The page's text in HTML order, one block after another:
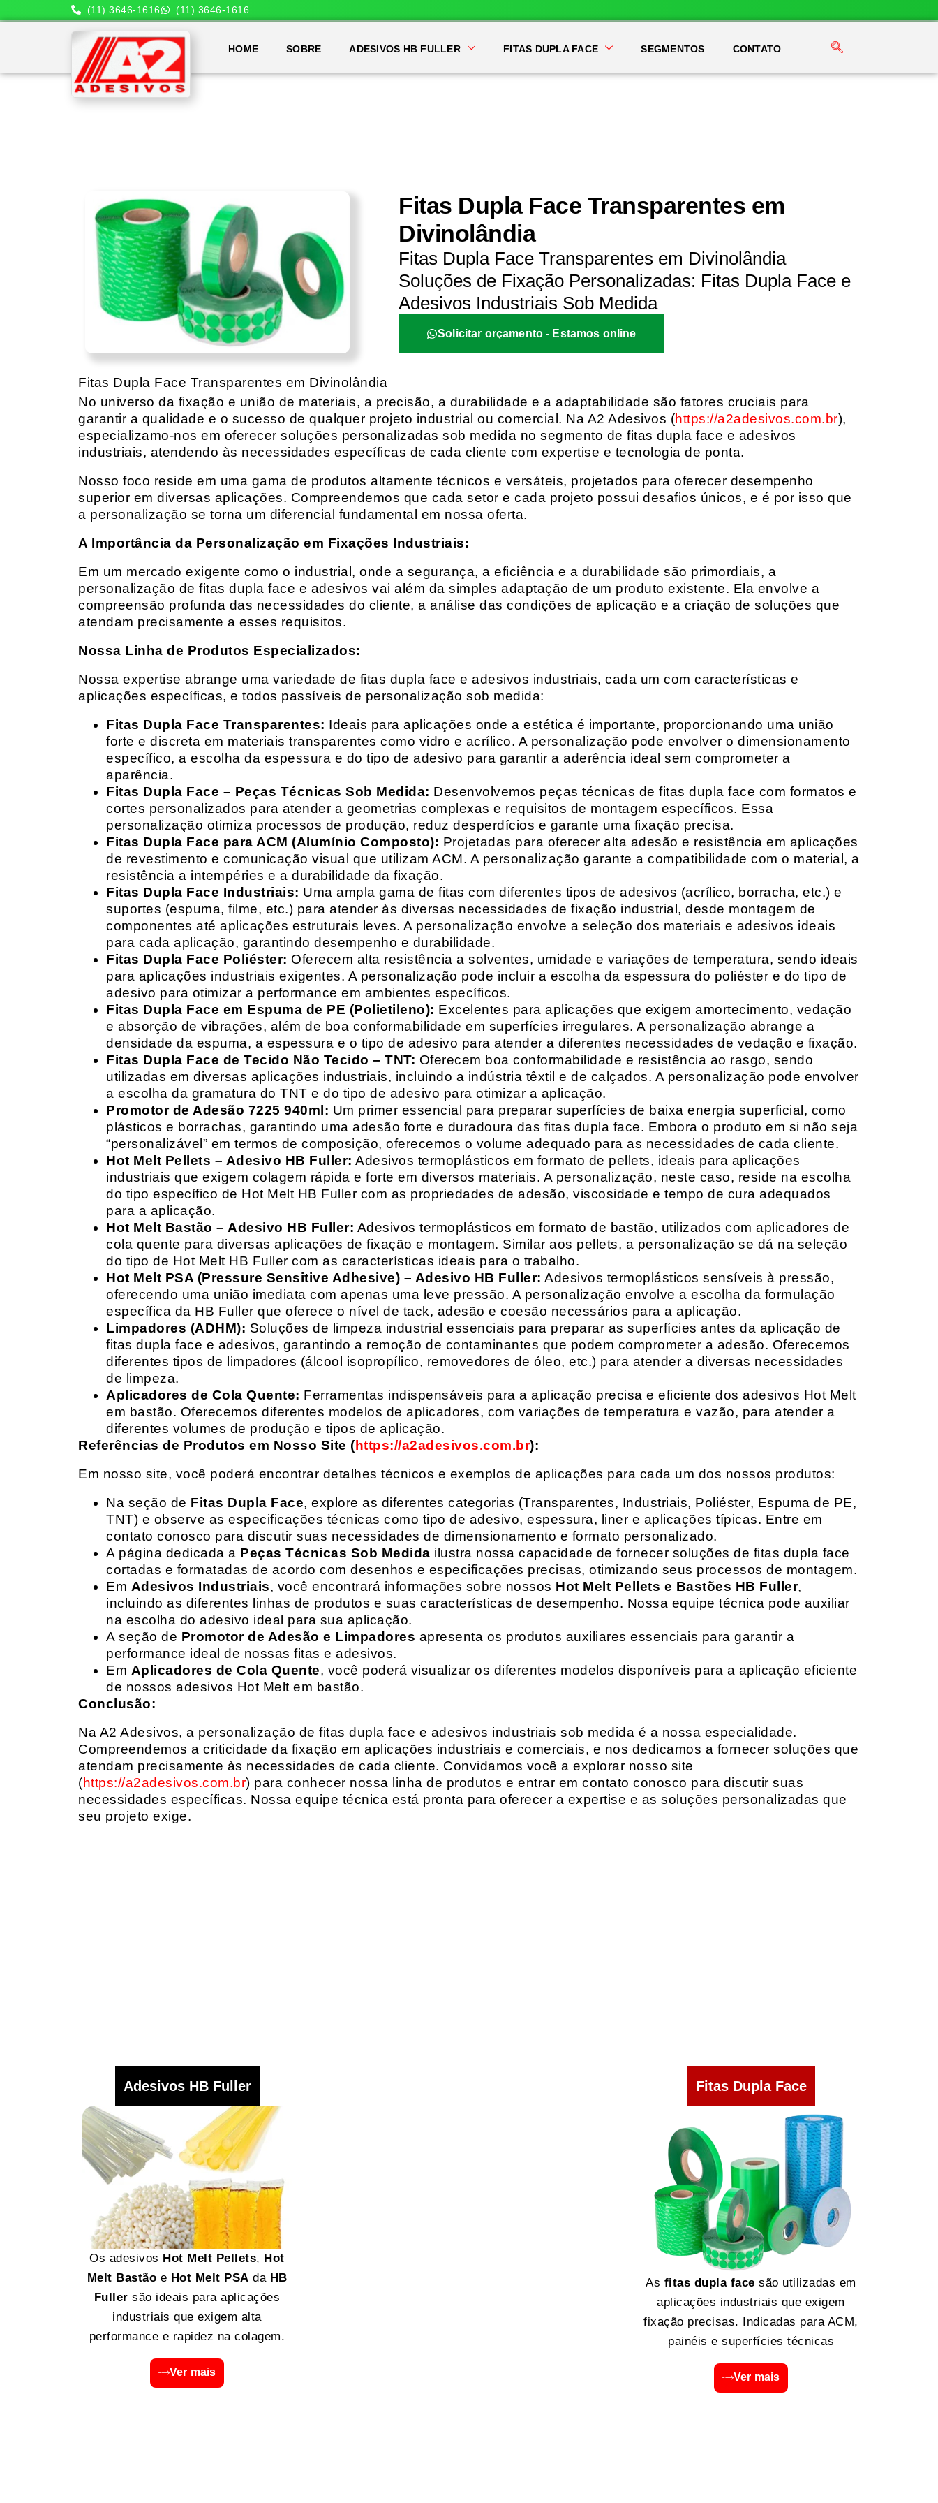
(11) 3646-1616 (11) 3646-1616
HOME SOBRE ADESIVOS HB FULLER FITAS DUPLA FACE SEGMENTOS CONTATO
Fitas Dupla Face Transparentes em
Divinolândia
Fitas Dupla Face Transparentes em Divinolândia
Soluções de Fixação Personalizadas: Fitas Dupla Face e
Adesivos Industriais Sob Medida
Solicitar orçamento - Estamos online
Fitas Dupla Face Transparentes em Divinolândia
No universo da fixação e união de materiais, a precisão, a durabilidade e a adaptabilidade são fatores cruciais para
garantir a qualidade e o sucesso de qualquer projeto industrial ou comercial. Na A2 Adesivos (https://a2adesivos.com.br),
especializamo-nos em oferecer soluções personalizadas sob medida no segmento de fitas dupla face e adesivos
industriais, atendendo às necessidades específicas de cada cliente com expertise e tecnologia de ponta.
Nosso foco reside em uma gama de produtos altamente técnicos e versáteis, projetados para oferecer desempenho
superior em diversas aplicações. Compreendemos que cada setor e cada projeto possui desafios únicos, e é por isso que
a personalização se torna um diferencial fundamental em nossa oferta.
A Importância da Personalização em Fixações Industriais:
Em um mercado exigente como o industrial, onde a segurança, a eficiência e a durabilidade são primordiais, a
personalização de fitas dupla face e adesivos vai além da simples adaptação de um produto existente. Ela envolve a
compreensão profunda das necessidades do cliente, a análise das condições de aplicação e a criação de soluções que
atendam precisamente a esses requisitos.
Nossa Linha de Produtos Especializados:
Nossa expertise abrange uma variedade de fitas dupla face e adesivos industriais, cada um com características e
aplicações específicas, e todos passíveis de personalização sob medida:
Fitas Dupla Face Transparentes: Ideais para aplicações onde a estética é importante, proporcionando uma união
forte e discreta em materiais transparentes como vidro e acrílico. A personalização pode envolver o dimensionamento
específico, a escolha da espessura e do tipo de adesivo para garantir a aderência ideal sem comprometer a
aparência.
Fitas Dupla Face – Peças Técnicas Sob Medida: Desenvolvemos peças técnicas de fitas dupla face com formatos e
cortes personalizados para atender a geometrias complexas e requisitos de montagem específicos. Essa
personalização otimiza processos de produção, reduz desperdícios e garante uma fixação precisa.
Fitas Dupla Face para ACM (Alumínio Composto): Projetadas para oferecer alta adesão e resistência em aplicações
de revestimento e comunicação visual que utilizam ACM. A personalização garante a compatibilidade com o material, a
resistência a intempéries e a durabilidade da fixação.
Fitas Dupla Face Industriais: Uma ampla gama de fitas com diferentes tipos de adesivos (acrílico, borracha, etc.) e
suportes (espuma, filme, etc.) para atender às diversas necessidades de fixação industrial, desde montagem de
componentes até aplicações estruturais leves. A personalização envolve a seleção dos materiais e adesivos ideais
para cada aplicação, garantindo desempenho e durabilidade.
Fitas Dupla Face Poliéster: Oferecem alta resistência a solventes, umidade e variações de temperatura, sendo ideais
para aplicações industriais exigentes. A personalização pode incluir a escolha da espessura do poliéster e do tipo de
adesivo para otimizar a performance em ambientes específicos.
Fitas Dupla Face em Espuma de PE (Polietileno): Excelentes para aplicações que exigem amortecimento, vedação
e absorção de vibrações, além de boa conformabilidade em superfícies irregulares. A personalização abrange a
densidade da espuma, a espessura e o tipo de adesivo para atender a diferentes necessidades de vedação e fixação.
Fitas Dupla Face de Tecido Não Tecido – TNT: Oferecem boa conformabilidade e resistência ao rasgo, sendo
utilizadas em diversas aplicações industriais, incluindo a indústria têxtil e de calçados. A personalização pode envolver
a escolha da gramatura do TNT e do tipo de adesivo para otimizar a aplicação.
Promotor de Adesão 7225 940ml: Um primer essencial para preparar superfícies de baixa energia superficial, como
plásticos e borrachas, garantindo uma adesão forte e duradoura das fitas dupla face. Embora o produto em si não seja
“personalizável” em termos de composição, oferecemos o volume adequado para as necessidades de cada cliente.
Hot Melt Pellets – Adesivo HB Fuller: Adesivos termoplásticos em formato de pellets, ideais para aplicações
industriais que exigem colagem rápida e forte em diversos materiais. A personalização, neste caso, reside na escolha
do tipo específico de Hot Melt HB Fuller com as propriedades de adesão, viscosidade e tempo de cura adequados
para a aplicação.
Hot Melt Bastão – Adesivo HB Fuller: Adesivos termoplásticos em formato de bastão, utilizados com aplicadores de
cola quente para diversas aplicações de fixação e montagem. Similar aos pellets, a personalização se dá na seleção
do tipo de Hot Melt HB Fuller com as características ideais para o trabalho.
Hot Melt PSA (Pressure Sensitive Adhesive) – Adesivo HB Fuller: Adesivos termoplásticos sensíveis à pressão,
oferecendo uma união imediata com apenas uma leve pressão. A personalização envolve a escolha da formulação
específica da HB Fuller que oferece o nível de tack, adesão e coesão necessários para a aplicação.
Limpadores (ADHM): Soluções de limpeza industrial essenciais para preparar as superfícies antes da aplicação de
fitas dupla face e adesivos, garantindo a remoção de contaminantes que podem comprometer a adesão. Oferecemos
diferentes tipos de limpadores (álcool isopropílico, removedores de óleo, etc.) para atender a diversas necessidades
de limpeza.
Aplicadores de Cola Quente: Ferramentas indispensáveis para a aplicação precisa e eficiente dos adesivos Hot Melt
em bastão. Oferecemos diferentes modelos de aplicadores, com variações de temperatura e vazão, para atender a
diferentes volumes de produção e tipos de aplicação.
Referências de Produtos em Nosso Site (https://a2adesivos.com.br):
Em nosso site, você poderá encontrar detalhes técnicos e exemplos de aplicações para cada um dos nossos produtos:
Na seção de Fitas Dupla Face, explore as diferentes categorias (Transparentes, Industriais, Poliéster, Espuma de PE,
TNT) e observe as especificações técnicas como tipo de adesivo, espessura, liner e aplicações típicas. Entre em
contato conosco para discutir suas necessidades de dimensionamento e formato personalizado.
A página dedicada a Peças Técnicas Sob Medida ilustra nossa capacidade de fornecer soluções de fitas dupla face
cortadas e formatadas de acordo com desenhos e especificações precisas, otimizando seus processos de montagem.
Em Adesivos Industriais, você encontrará informações sobre nossos Hot Melt Pellets e Bastões HB Fuller,
incluindo as diferentes linhas de produtos e suas características de desempenho. Nossa equipe técnica pode auxiliar
na escolha do adesivo ideal para sua aplicação.
A seção de Promotor de Adesão e Limpadores apresenta os produtos auxiliares essenciais para garantir a
performance ideal de nossas fitas e adesivos.
Em Aplicadores de Cola Quente, você poderá visualizar os diferentes modelos disponíveis para a aplicação eficiente
de nossos adesivos Hot Melt em bastão.
Conclusão:
Na A2 Adesivos, a personalização de fitas dupla face e adesivos industriais sob medida é a nossa especialidade.
Compreendemos a criticidade da fixação em aplicações industriais e comerciais, e nos dedicamos a fornecer soluções que
atendam precisamente às necessidades de cada cliente. Convidamos você a explorar nosso site
(https://a2adesivos.com.br) para conhecer nossa linha de produtos e entrar em contato conosco para discutir suas
necessidades específicas. Nossa equipe técnica está pronta para oferecer a expertise e as soluções personalizadas que
seu projeto exige.
Adesivos HB Fuller
Os adesivos Hot Melt Pellets, Hot
Melt Bastão e Hot Melt PSA da HB
Fuller são ideais para aplicações
industriais que exigem alta
performance e rapidez na colagem.
Ver mais
Fitas Dupla Face
As fitas dupla face são utilizadas em
aplicações industriais que exigem
fixação precisas. Indicadas para ACM,
painéis e superfícies técnicas
Ver mais